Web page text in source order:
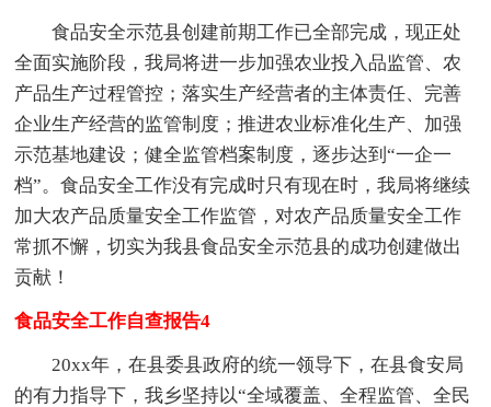
食品安全示范县创建前期工作已全部完成，现正处
全面实施阶段，我局将进一步加强农业投入品监管、农
产品生产过程管控；落实生产经营者的主体责任、完善
企业生产经营的监管制度；推进农业标准化生产、加强
示范基地建设；健全监管档案制度，逐步达到“一企一
档”。食品安全工作没有完成时只有现在时，我局将继续
加大农产品质量安全工作监管，对农产品质量安全工作
常抓不懈，切实为我县食品安全示范县的成功创建做出
贡献！
食品安全工作自查报告4
20xx年，在县委县政府的统一领导下，在县食安局
的有力指导下，我乡坚持以“全域覆盖、全程监管、全民